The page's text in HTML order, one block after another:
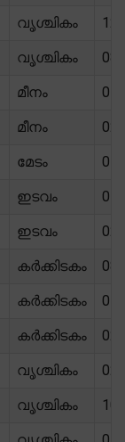
വൃശ്ചികം
വൃശ്ചികം
മീനം
മീനം
മേടം
ഇടവം
ഇടവം
കർക്കിടകം
കർക്കിടകം
കർക്കിടകം
വൃശ്ചികം
വൃശ്ചികം